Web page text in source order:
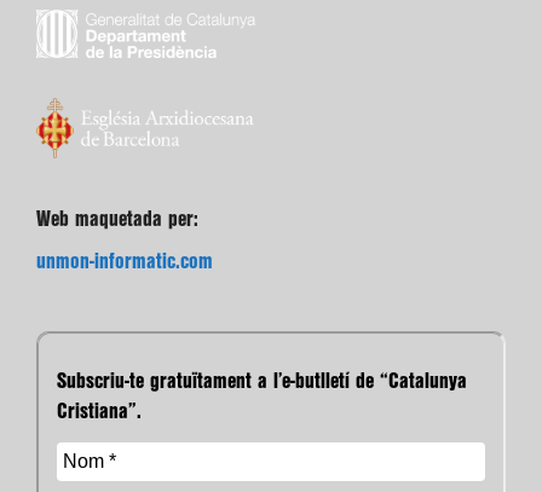
Web maquetada per:
unmon-informatic.com
Subscriu-te gratuïtament a l’e-butlletí de “Catalunya
Cristiana”.